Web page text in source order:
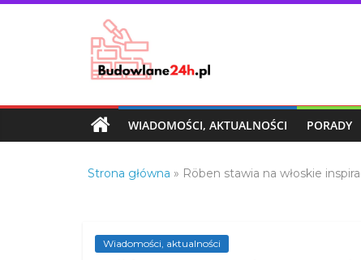
Skip
Budowlane24h.pl
portal
budowlany
Porady
branży
WIADOMOŚCI, AKTUALNOŚCI PORADY
Strona główna » Röben stawia na włoskie
Wiadomości, aktualności